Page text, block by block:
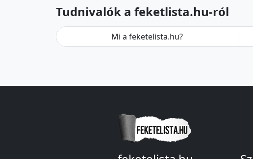
Tudnivalók a feketlista.hu-ról
Mi a feketelista.hu?